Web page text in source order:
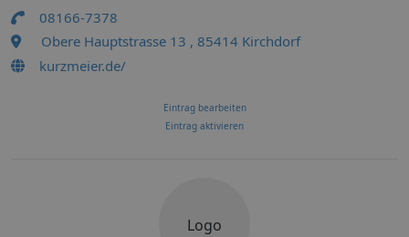
08166-7378
Obere Hauptstrasse 13 , 85414 Kirchdorf
kurzmeier.de/
Eintrag bearbeiten
Eintrag aktivieren
Logo